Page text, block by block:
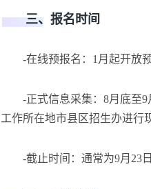
三、报名时间
-在线预报名：1月起开放预
-正式信息采集：8月底至9
工作所在地市县区招生办进行
-截止时间：通常为9月23日